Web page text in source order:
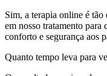
Sim, a terapia online é tão
em nosso tratamento para
conforto e segurança aos
Quanto tempo leva para